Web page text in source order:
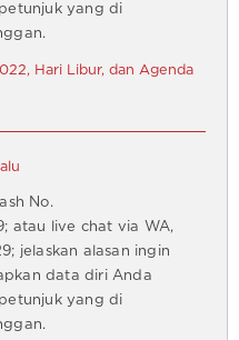
yang di
Hari Libur, dan Agenda
No.
atau live chat via WA,
jelaskan alasan ingin
data diri Anda
yang di